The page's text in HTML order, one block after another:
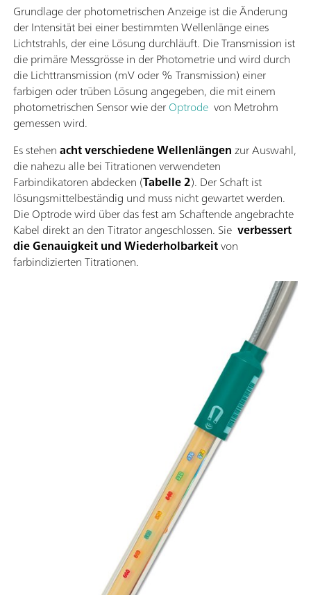
Grundlage der photometrischen Anzeige ist die Änderung
der Intensität bei einer bestimmten Wellenlänge eines
Lichtstrahls, der eine Lösung durchläuft. Die Transmission ist
die primäre Messgrösse in der Photometrie und wird durch
die Lichttransmission (mV oder % Transmission) einer
farbigen oder trüben Lösung angegeben, die mit einem
photometrischen Sensor wie derOptrode von Metrohm
gemessen wird.
Es stehenacht verschiedene Wellenlängenzur Auswahl,
die nahezu alle bei Titrationen verwendeten
Farbindikatoren abdecken (Tabelle 2). Der Schaft ist
lösungsmittelbeständig und muss nicht gewartet werden.
Die Optrode wird über das fest am Schaftende angebrachte
Kabel direkt an den Titrator angeschlossen. Sie verbessert
die Genauigkeit und Wiederholbarkeitvon
farbindizierten Titrationen.